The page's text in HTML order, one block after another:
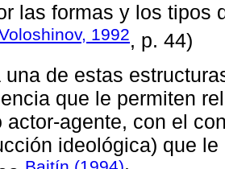
las formas y los tipos
1992, p. 44)
una de estas
que le permiten
actor-agente, con el
ideológica) que